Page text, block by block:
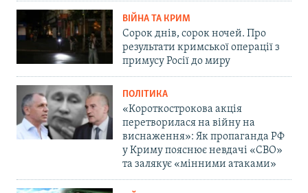
ВІЙНА ТА КРИМ
Сорок днів, сорок ночей. Про
результати кримської операції з
примусу Росії до миру
ПОЛІТИКА
«Короткострокова акція
перетворилася на війну на
виснаження»: Як пропаганда РФ
у Криму пояснює невдачі «СВО»
та залякує «мінними атаками»